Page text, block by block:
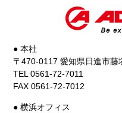
● 本社
〒470-0117 愛知県日進市藤
TEL 0561-72-7011
FAX 0561-72-7012
● 横浜オフィス